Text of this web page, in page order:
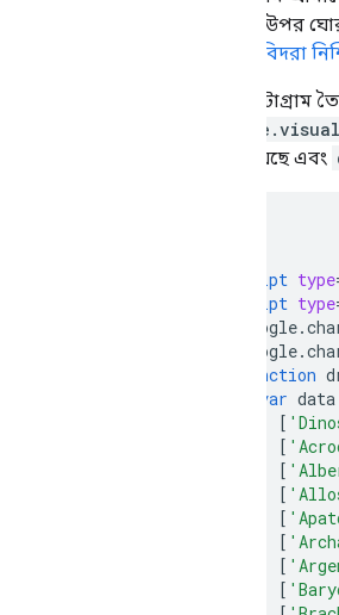
বারটির উপর
জীবাশ্মবিদরা
এই হিস্টোগ্রাম
করা হয়েছে এবং
<script type
<script type
google.
google.
function
var data
[
[
[
[
[
[
[
[